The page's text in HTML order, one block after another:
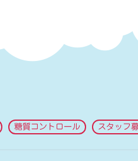
糖質コントロール スタッフ